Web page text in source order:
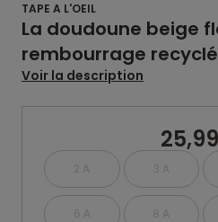
TAPE A L'OEIL
La doudoune beige
rembourrage recyclé
Voir la description
2 A 3 A
6 A 8 A